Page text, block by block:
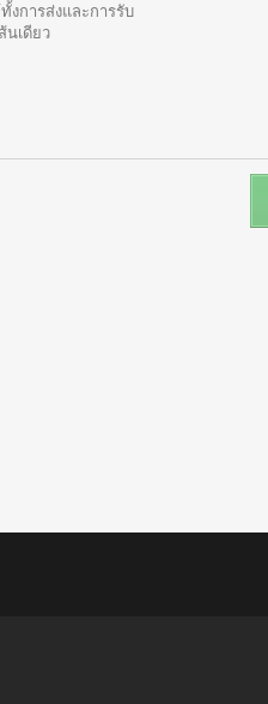
งการส่งและการรับ
นเดียว